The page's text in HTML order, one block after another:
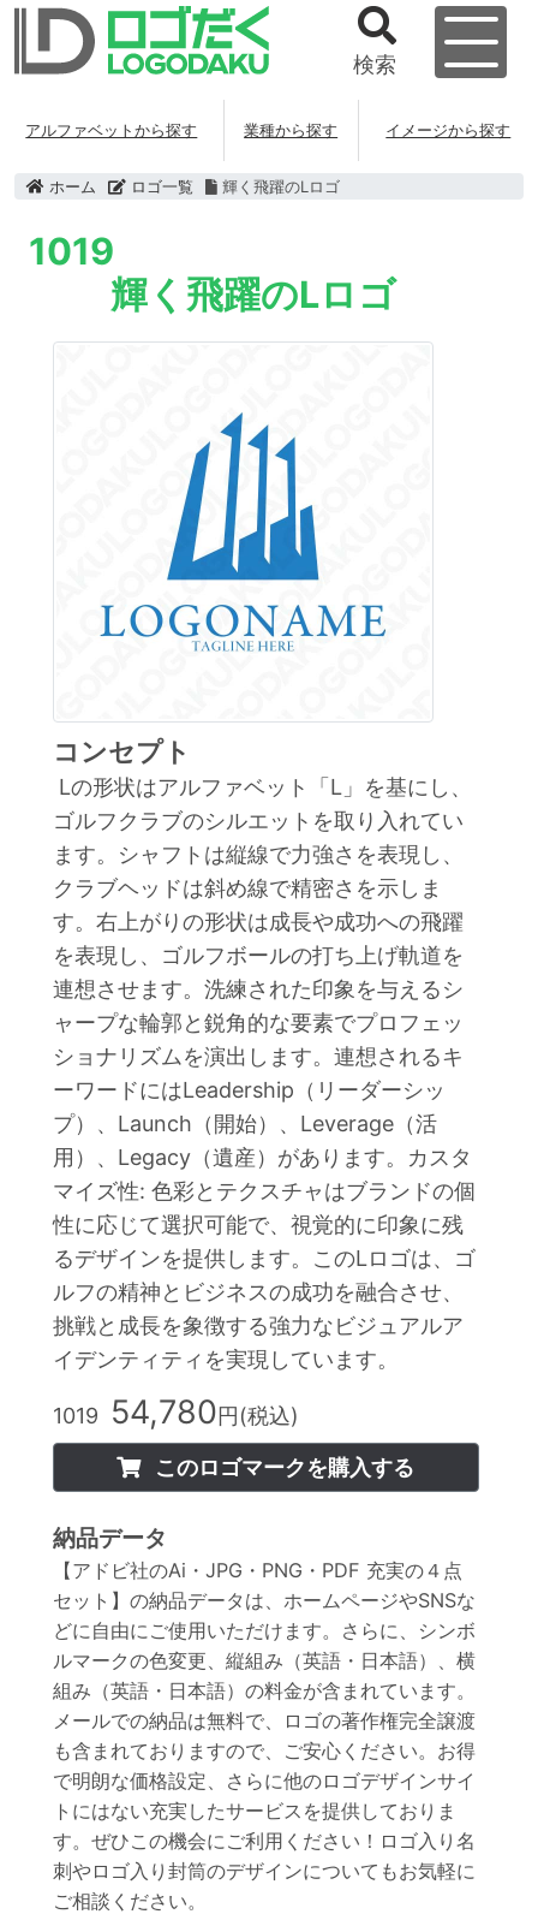
検索
アルファベットから探す 業種から探す イメージから探す
ホーム ロゴ一覧 輝く飛躍のLロゴ
1019
輝く飛躍のLロゴ
コンセプト
Lの形状はアルファベット「L」を基にし、
ゴルフクラブのシルエットを取り入れてい
ます。シャフトは縦線で力強さを表現し、
クラブヘッドは斜め線で精密さを示しま
す。右上がりの形状は成長や成功への飛躍
を表現し、ゴルフボールの打ち上げ軌道を
連想させます。洗練された印象を与えるシ
ャープな輪郭と鋭角的な要素でプロフェッ
ショナリズムを演出します。連想されるキ
ーワードにはLeadership（リーダーシッ
プ）、Launch（開始）、Leverage（活
用）、Legacy（遺産）があります。カスタ
マイズ性: 色彩とテクスチャはブランドの個
性に応じて選択可能で、視覚的に印象に残
るデザインを提供します。このLロゴは、ゴ
ルフの精神とビジネスの成功を融合させ、
挑戦と成長を象徴する強力なビジュアルア
イデンティティを実現しています。
1019 54,780円(税込)
このロゴマークを購入する
納品データ
【アドビ社のAi・JPG・PNG・PDF 充実の４点
セット】の納品データは、ホームページやSNSな
どに自由にご使用いただけます。さらに、シンボ
ルマークの色変更、縦組み（英語・日本語）、横
組み（英語・日本語）の料金が含まれています。
メールでの納品は無料で、ロゴの著作権完全譲渡
も含まれておりますので、ご安心ください。お得
で明朗な価格設定、さらに他のロゴデザインサイ
トにはない充実したサービスを提供しておりま
す。ぜひこの機会にご利用ください！ロゴ入り名
刺やロゴ入り封筒のデザインについてもお気軽に
ご相談ください。